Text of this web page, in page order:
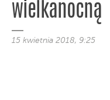
wielkanocną
15 kwietnia 2018, 9:25